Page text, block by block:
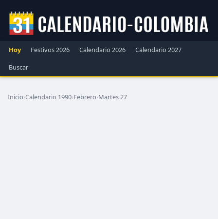
Hoy Festivos 2026 Calendario 2026
Calendario 2027
Buscar
Inicio›Calendario 1990›Febrero›Martes 27